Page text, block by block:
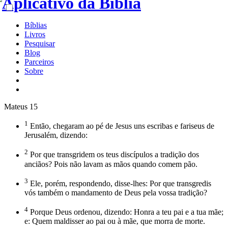
Bíblias
Livros
Pesquisar
Blog
Parceiros
Sobre
Mateus 15
1 Então, chegaram ao pé de Jesus uns escribas e fariseus de
Jerusalém, dizendo:
2 Por que transgridem os teus discípulos a tradição dos
anciãos? Pois não lavam as mãos quando comem pão.
3 Ele, porém, respondendo, disse-lhes: Por que transgredis
vós também o mandamento de Deus pela vossa tradição?
4 Porque Deus ordenou, dizendo: Honra a teu pai e a tua mãe;
e: Quem maldisser ao pai ou à mãe, que morra de morte.